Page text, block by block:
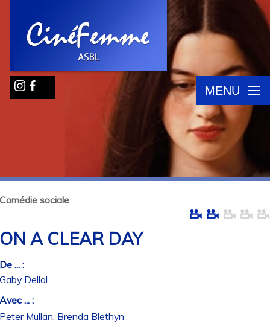
MENU
sociale
A CLEAR DAY
... :
Dellal
... :
Mullan, Brenda Blethyn